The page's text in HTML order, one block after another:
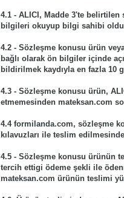
4.1 - ALICI, Madde 3'te
bilgileri okuyup bilgi sahibi
4.2 - Sözleşme konusu ürün
bağlı olarak ön bilgiler içinde
bildirilmek kaydıyla en fazla 10
4.3 - Sözleşme konusu ürün,
etmemesinden mateksan.com
4.4 formilanda.com, sözleşme
kılavuzları ile teslim
4.5 - Sözleşme konusu ürünün
tercih ettigi ödeme şekli ile
mateksan.com ürünün teslimi